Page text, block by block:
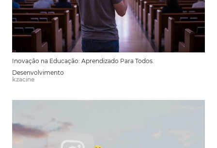
Inovação na Educação: Aprendizado Para Todos.
Desenvolvimento
kzacine